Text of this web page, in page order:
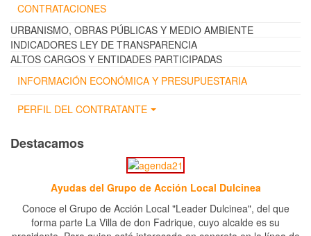
CONTRATACIONES
URBANISMO, OBRAS PÚBLICAS Y MEDIO AMBIENTE
INDICADORES LEY DE TRANSPARENCIA
ALTOS CARGOS Y ENTIDADES PARTICIPADAS
INFORMACIÓN ECONÓMICA Y PRESUPUESTARIA
PERFIL DEL CONTRATANTE
Destacamos
Ayudas del Grupo de Acción Local Dulcinea
Conoce el Grupo de Acción Local "Leader Dulcinea", del que
forma parte La Villa de don Fadrique, cuyo alcalde es su